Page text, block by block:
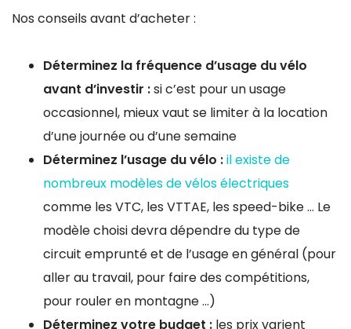
Nos conseils avant d’acheter :
Déterminez la fréquence d’usage du vélo
avant d’investir :si c’est pour un usage
occasionnel, mieux vaut se limiter à la location
d’une journée ou d’une semaine
Déterminez l’usage du vélo :il existe de
nombreux modèles de vélos électriques
comme les VTC, les VTTAE, les speed-bike … Le
modèle choisi devra dépendre du type de
circuit emprunté et de l’usage en général (pour
aller au travail, pour faire des compétitions,
pour rouler en montagne …)
Déterminez votre budget : les prix varient